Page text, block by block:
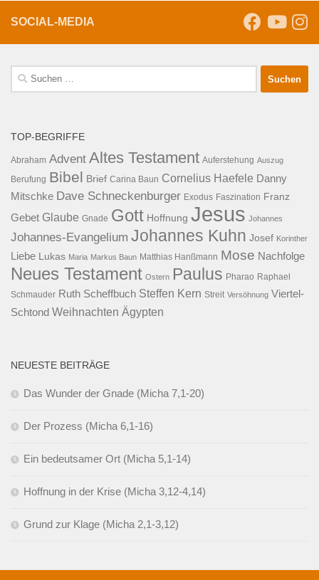
SOCIAL-MEDIA
Suche
nach:
TOP-BEGRIFFE
Abraham Advent Altes Testament Auferstehung Auszug
Berufung Bibel Brief Carina Baun Cornelius Haefele Danny
Mitschke Dave Schneckenburger Exodus Faszination Franz
Gebet Glaube Gnade Gott Hoffnung Jesus Johannes
Johannes-Evangelium Johannes Kuhn Josef Korinther
Liebe Lukas Maria Markus Baun Matthias Hanßmann Mose Nachfolge
Neues Testament Ostern Paulus Pharao Raphael
Schmauder Ruth Scheffbuch Steffen Kern Streit Versöhnung Viertel-
Schtond Weihnachten Ägypten
NEUESTE BEITRÄGE
Das Wunder der Gnade (Micha 7,1-20)
Der Prozess (Micha 6,1-16)
Ein bedeutsamer Ort (Micha 5,1-14)
Hoffnung in der Krise (Micha 3,12-4,14)
Grund zur Klage (Micha 2,1-3,12)